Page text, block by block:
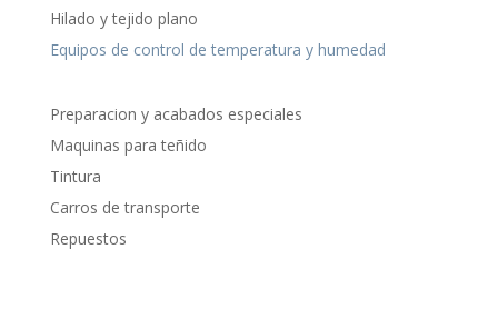
Hilado y tejido plano
Equipos de control de temperatura y humedad
Preparacion y acabados especiales
Maquinas para teñido
Tintura
Carros de transporte
Repuestos